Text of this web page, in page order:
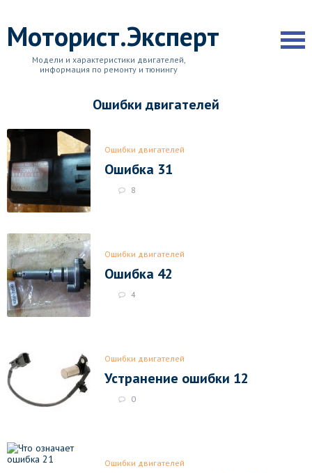
Моторист.Эксперт
Модели и характеристики двигателей,
информация по ремонту и тюнингу
Ошибки двигателей
Ошибки двигателей
Ошибка 31
8
Ошибки двигателей
Ошибка 42
4
Ошибки двигателей
Устранение ошибки 12
0
Ошибки двигателей